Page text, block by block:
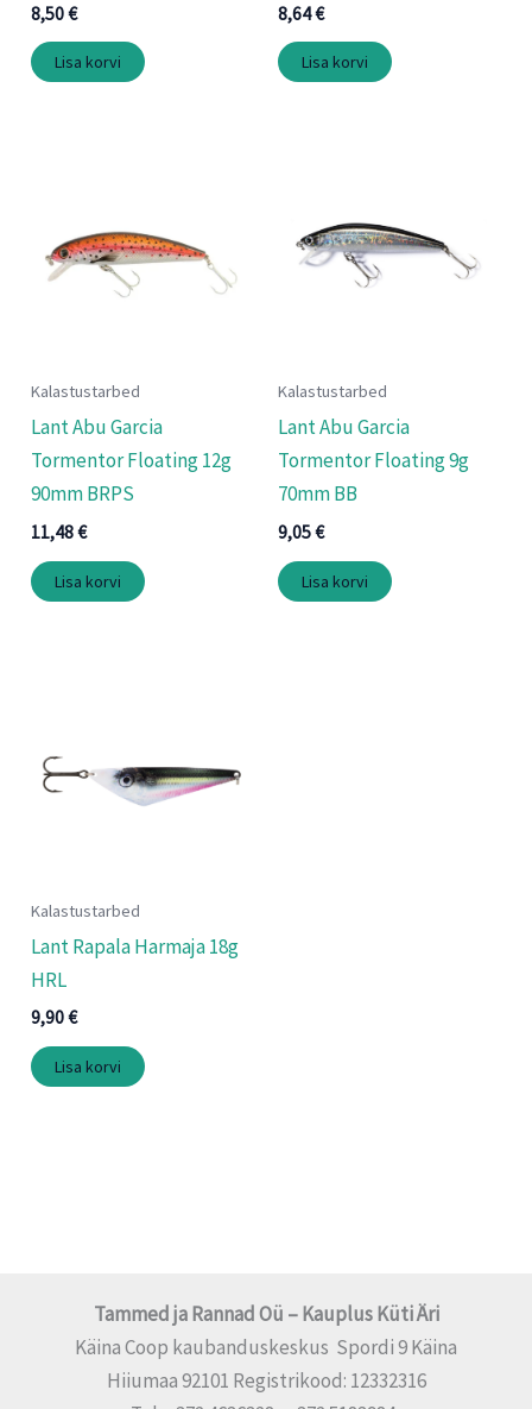
8,50€
Lisa korvi
8,64€
Lisa korvi
Kalastustarbed
Lant Abu Garcia
Tormentor Floating 12g
90mm BRPS
11,48€
Lisa korvi
Kalastustarbed
Lant Abu Garcia
Tormentor Floating 9g
70mm BB
9,05€
Lisa korvi
Kalastustarbed
Lant Rapala Harmaja 18g
HRL
9,90€
Lisa korvi
Tammed ja Rannad Oü – Kauplus Küti Äri
Käina Coop kaubanduskeskus Spordi 9 Käina
Hiiumaa 92101 Registrikood: 12332316